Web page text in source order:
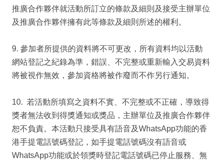
推廣合作夥伴就活動所訂立的條款及細則及接受主辦單位
及推廣合作夥伴擁有此等條款及細則所述的權利。
9. 參加者所提供的資料將不可更改，所有資料均以活動
網站登記之紀錄為準，錯誤、不完整或重新輸入交易資料
將被視作無效，參加資格將被作廢而不作另行通知。
10. 若活動所填寫之資料不實、不完整或不正確，導致得
獎者無法收到得獎通知或獎品，主辦單位及推廣合作夥伴
恕不負責。本活動只接受具有語音及WhatsApp功能的香
港手提電話號碼登記，如手提電話號碼沒有語音或
WhatsApp功能或於領獎時登記電話號碼已停止服務、無